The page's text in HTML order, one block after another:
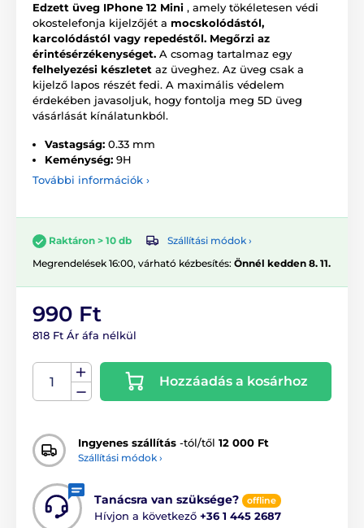
Edzett üveg IPhone 12 Mini , amely tökéletesen védi
okostelefonja kijelzőjét a mocskolódástól,
karcolódástól vagy repedéstől. Megőrzi az
érintésérzékenységet. A csomag tartalmaz egy
felhelyezési készletet az üveghez. Az üveg csak a
kijelző lapos részét fedi. A maximális védelem
érdekében javasoljuk, hogy fontolja meg 5D üveg
vásárlását kínálatunkból.
Vastagság: 0.33 mm
Keménység: 9H
További információk ›
Raktáron > 10 db
Szállítási módok ›
Megrendelések 16:00, várható kézbesítés: Önnél kedden 8. 11.
990 Ft
818 Ft Ár áfa nélkül
Hozzáadás a kosárhoz
Ingyenes szállítás -tól/től 12 000 Ft
Szállítási módok ›
Tanácsra van szüksége? offline
Hívjon a következő +36 1 445 2687